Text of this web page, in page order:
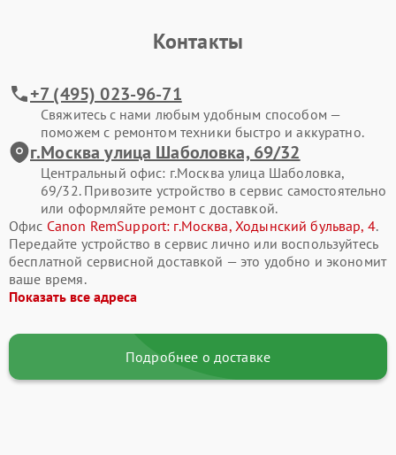
Контакты
+7 (495) 023-96-71
Свяжитесь с нами любым удобным способом —
поможем с ремонтом техники быстро и аккуратно.
г.Москва улица Шаболовка, 69/32
Центральный офис: г.Москва улица Шаболовка,
69/32. Привозите устройство в сервис самостоятельно
или оформляйте ремонт с доставкой.
Офис Canon RemSupport: г.Москва, Ходынский бульвар, 4.
Передайте устройство в сервис лично или воспользуйтесь
бесплатной сервисной доставкой — это удобно и экономит
ваше время.
Показать все адреса
Подробнее о доставке